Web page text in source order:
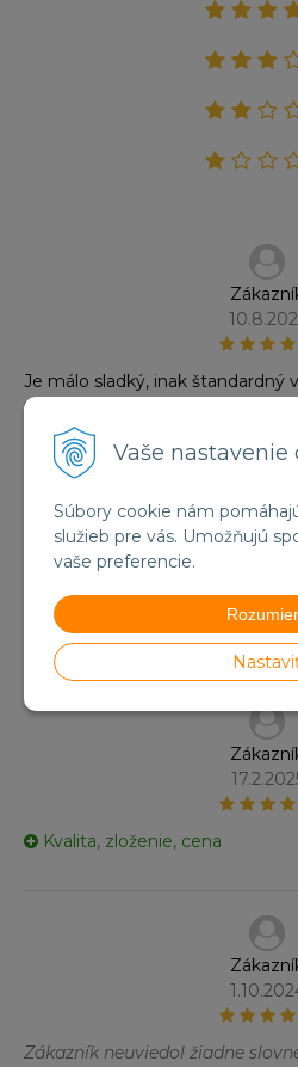
Vaše nastavenie
Súbory cookie nám
služieb pre vás. Umožňujú
vaše preferencie.
Je málo sladký, inak štandardný
ťažšie sa to pije.
Pre mňa lepšie ako mliečne
Kvalita, zloženie, cena
Zákazník neuviedol žiadne